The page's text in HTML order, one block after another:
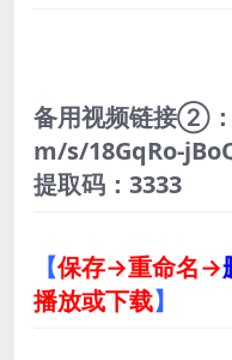
备用视频链接②
m/s/18GqRo-
提取码：3333
【保存→重命名→
播放或下载】